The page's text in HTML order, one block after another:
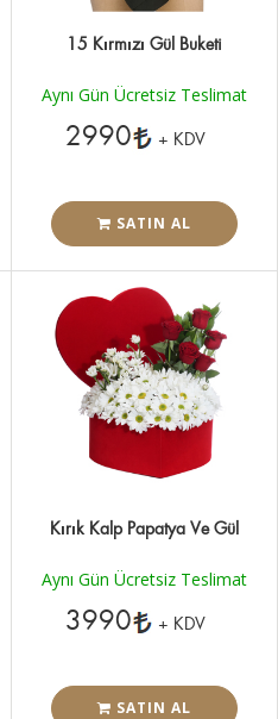
15 Kırmızı Gül Buketi
Aynı Gün Ücretsiz Teslimat
2990 + KDV
SATIN AL
Kırık Kalp Papatya Ve Gül
Aynı Gün Ücretsiz Teslimat
3990 + KDV
SATIN AL